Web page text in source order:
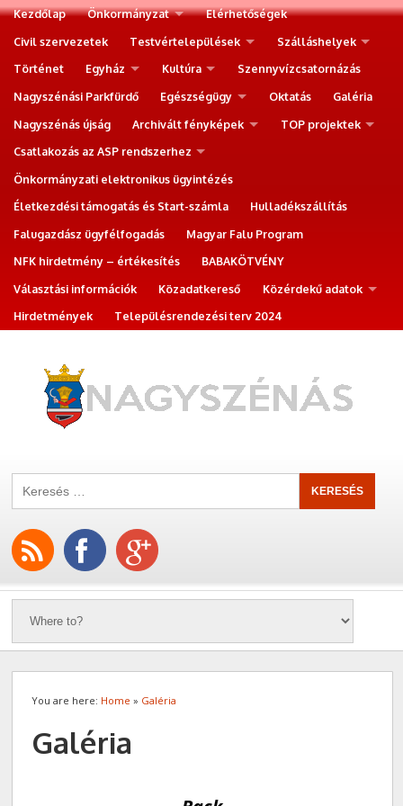
Kezdőlap Önkormányzat
Elérhetőségek
Civil szervezetek
Testvértelepülések
Szálláshelyek
Történet
Egyház Kultúra
Szennyvízcsatornázás
Nagyszénási Parkfürdő
Egészségügy Oktatás
Galéria
Nagyszénás újság
Archivált fényképek
TOP projektek
Csatlakozás az ASP rendszerhez
Önkormányzati elektronikus ügyintézés
Életkezdési támogatás és Start-számla
Hulladékszállítás
Falugazdász ügyfélfogadás
Magyar Falu Program
NFK hirdetmény – értékesítés
BABAKÖTVÉNY
Választási információk
Közadatkereső
Közérdekű adatok
Hirdetmények
Településrendezési terv 2024
You are here: Home » Galéria
Galéria